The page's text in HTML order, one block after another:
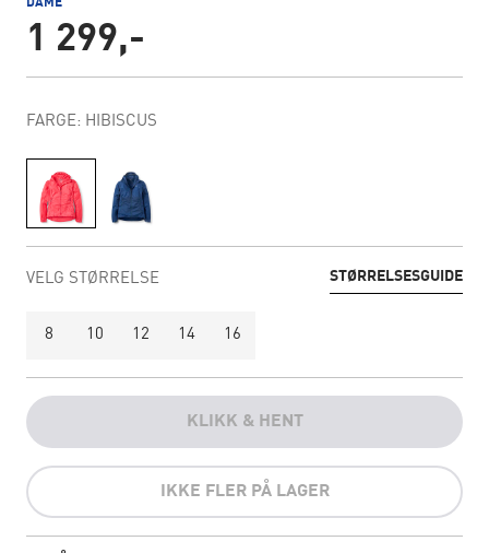
DAME
1 299,-
FARGE: HIBISCUS
VELG STØRRELSE STØRRELSESGUIDE
8 10 12 14 16
KLIKK & HENT
IKKE FLER PÅ LAGER